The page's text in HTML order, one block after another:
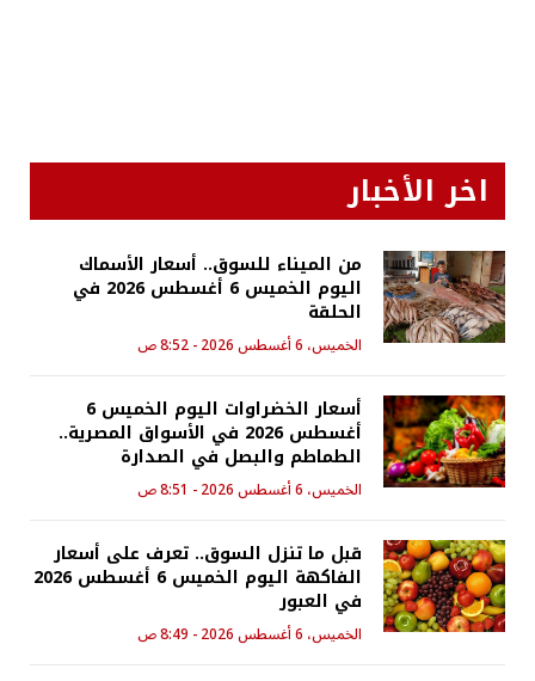
اخر الأخبار
من الميناء للسوق.. أسعار الأسماك
اليوم الخميس 6 أغسطس 2026 في
الحلقة
الخميس، 6 أغسطس 2026 - 8:52 ص
أسعار الخضراوات اليوم الخميس 6
أغسطس 2026 في الأسواق المصرية..
الطماطم والبصل في الصدارة
الخميس، 6 أغسطس 2026 - 8:51 ص
قبل ما تنزل السوق.. تعرف على أسعار
الفاكهة اليوم الخميس 6 أغسطس 2026
في العبور
الخميس، 6 أغسطس 2026 - 8:49 ص